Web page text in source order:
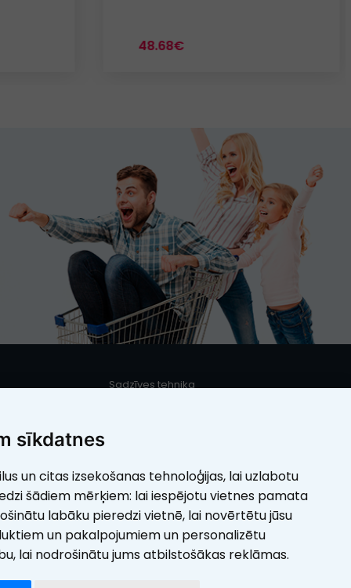
sīkdatnes
un citas izsekošanas tehnoloģijas, lai uzlabotu
šādiem mērķiem: lai iespējotu vietnes pamata
labāku pieredzi vietnē, lai novērtētu jūsu
un pakalpojumiem un personalizētu
, lai nodrošinātu jums atbilstošākas reklāmas.
48.68€
Sadzīves tehnika
Skaistumam